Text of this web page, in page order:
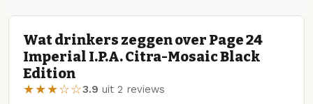
Wat drinkers zeggen over Page 24
Imperial I.P.A. Citra-Mosaic Black
Edition
★★★☆☆3.9 uit 2 reviews